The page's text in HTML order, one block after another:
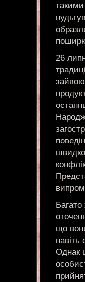
26
зайвою
що
Однак